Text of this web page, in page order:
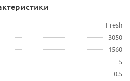
Fresh
3050
1560
5
0.5